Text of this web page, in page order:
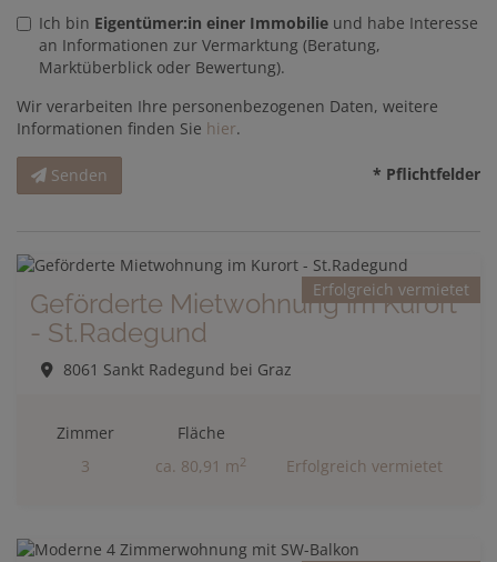
Ich bin Eigentümer:in einer Immobilie und habe Interesse
an Informationen zur Vermarktung (Beratung,
Marktüberblick oder Bewertung).
Wir verarbeiten Ihre personenbezogenen Daten, weitere
Informationen finden Sie hier.
Senden * Pflichtfelder
Erfolgreich vermietet
Geförderte Mietwohnung im Kurort
- St.Radegund
8061 Sankt Radegund bei Graz
Zimmer
3
Fläche
ca. 80,91 m2 Erfolgreich vermietet